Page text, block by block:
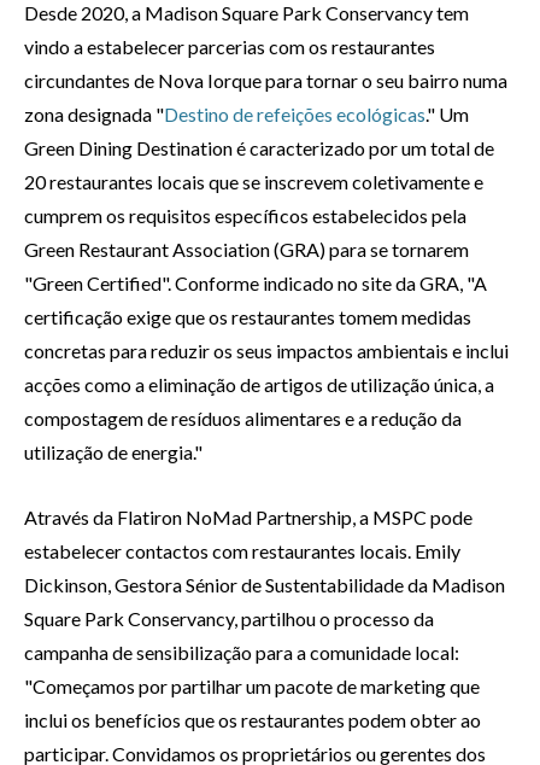
Desde 2020, a Madison Square Park Conservancy tem
vindo a estabelecer parcerias com os restaurantes
circundantes de Nova Iorque para tornar o seu bairro numa
zona designada "Destino de refeições ecológicas." Um
Green Dining Destination é caracterizado por um total de
20 restaurantes locais que se inscrevem coletivamente e
cumprem os requisitos específicos estabelecidos pela
Green Restaurant Association (GRA) para se tornarem
"Green Certified". Conforme indicado no site da GRA, "A
certificação exige que os restaurantes tomem medidas
concretas para reduzir os seus impactos ambientais e inclui
acções como a eliminação de artigos de utilização única, a
compostagem de resíduos alimentares e a redução da
utilização de energia."
Através da Flatiron NoMad Partnership, a MSPC pode
estabelecer contactos com restaurantes locais. Emily
Dickinson, Gestora Sénior de Sustentabilidade da Madison
Square Park Conservancy, partilhou o processo da
campanha de sensibilização para a comunidade local:
"Começamos por partilhar um pacote de marketing que
inclui os benefícios que os restaurantes podem obter ao
participar. Convidamos os proprietários ou gerentes dos